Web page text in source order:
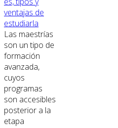
ventajas de
estudiarla
Las maestrías
son un tipo de
formación
avanzada,
cuyos
programas
son accesibles
posterior a la
etapa